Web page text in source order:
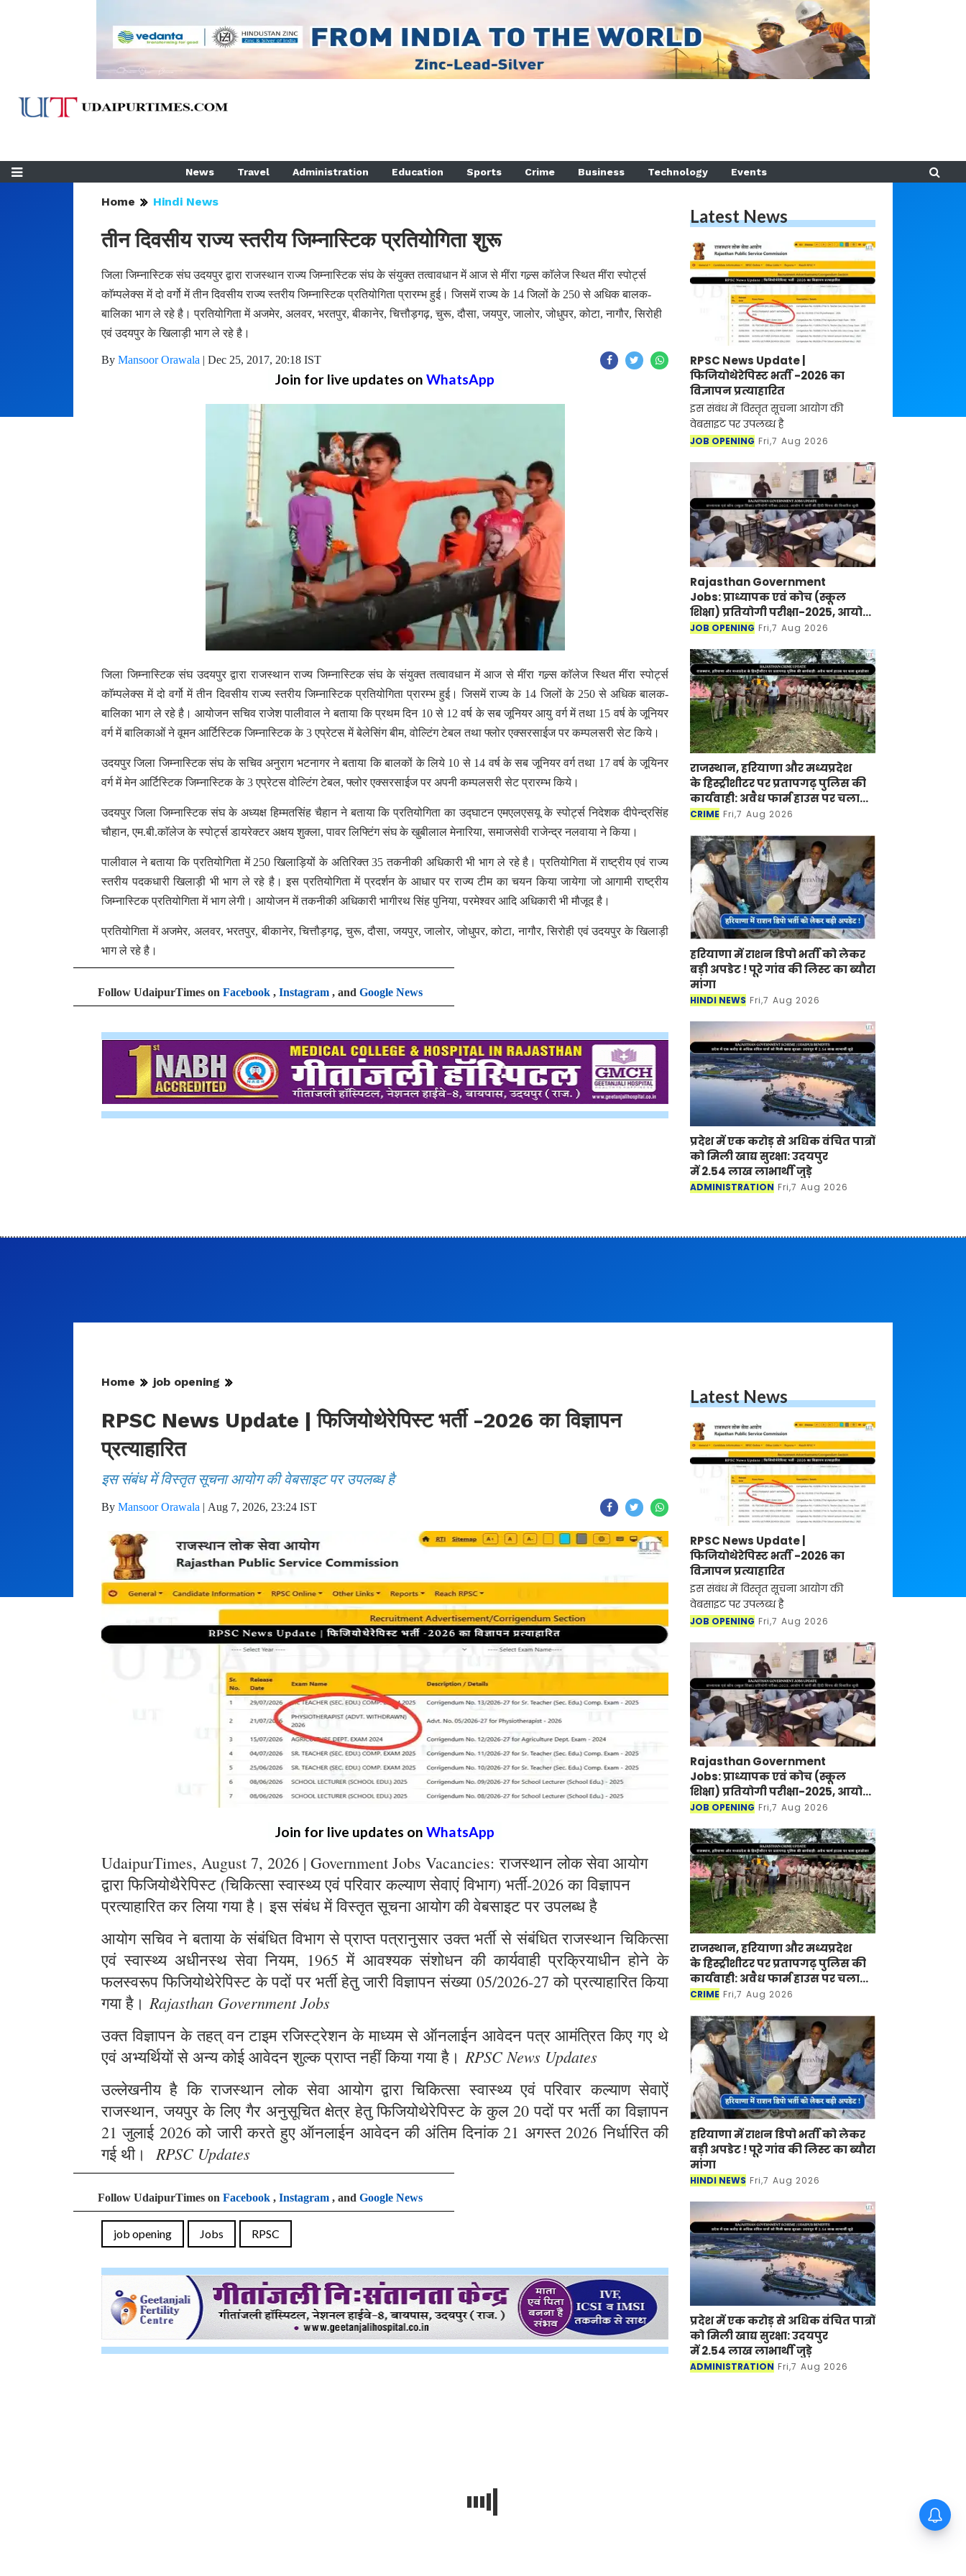
News Travel Administration Education Sports Crime Business Technology Events
Home Hindi News
तीन दिवसीय राज्य स्तरीय जिम्नास्टिक प्रतियोगिता शुरू
जिला जिम्नास्टिक संघ उदयपुर द्वारा राजस्थान राज्य जिम्नास्टिक संघ के संयुक्त तत्वावधान में आज से मींरा गल्र्स काॅलेज स्थित मींरा स्पोर्ट्स
काॅम्पलेक्स में दो वर्गो में तीन दिवसीय राज्य स्तरीय जिम्नास्टिक प्रतियोगिता प्रारम्भ हुई। जिसमें राज्य के 14 जिलों के 250 से अधिक बालक-
बालिका भाग ले रहे है। प्रतियोगिता में अजमेर, अलवर, भरतपुर, बीकानेर, चित्तौड़गढ़, चुरू, दौसा, जयपुर, जालोर, जोधुपर, कोटा, नागौर, सिरोही
एवं उदयपुर के खिलाड़ी भाग ले रहे है।
By Mansoor Orawala | Dec 25, 2017, 20:18 IST
Join for live updates on WhatsApp
जिला जिम्नास्टिक संघ उदयपुर द्वारा राजस्थान राज्य जिम्नास्टिक संघ के संयुक्त तत्वावधान में आज से मींरा गल्र्स काॅलेज स्थित मींरा स्पोर्ट्स
काॅम्पलेक्स में दो वर्गो में तीन दिवसीय राज्य स्तरीय जिम्नास्टिक प्रतियोगिता प्रारम्भ हुई। जिसमें राज्य के 14 जिलों के 250 से अधिक बालक-
बालिका भाग ले रहे है। आयोजन सचिव राजेश पालीवाल ने बताया कि प्रथम दिन 10 से 12 वर्ष के सब जूनियर आयु वर्ग में तथा 15 वर्ष के जूनियर
वर्ग में बालिकाओं ने वूमन आर्टिस्टिक जिम्नास्टिक के 3 एप्रेटस में बेलेसिंग बीम, वोल्टिंग टेबल तथा फ्लोर एक्सरसाईज पर कम्पलसरी सेट किये।
उदयपुर जिला जिम्नास्टिक संघ के सचिव अनुराग भटनागर ने बताया कि बालकों के लिये 10 से 14 वर्ष के सब जूनियर वर्ग तथा 17 वर्ष के जूयिनर
वर्ग में मेन आर्टिस्टिक जिम्नास्टिक के 3 एप्रेटस वोल्टिंग टेबल, फ्लोर एक्सरसाईज पर अपनी कम्पलसरी सेट प्रारम्भ किये।
उदयपुर जिला जिम्नास्टिक संघ के अध्यक्ष हिम्मतसिंह चैहान ने बताया कि प्रतियोगिता का उद्घाटन एमएलएसयू के स्पोर्ट्स निदेशक दीपेन्द्रसिंह
चौहान, एम.बी.काॅलेज के स्पोर्ट्स डायरेक्टर अक्षय शुक्ला, पावर लिफ्टिंग संघ के खुबीलाल मेनारिया, समाजसेवी राजेन्द्र नलवाया ने किया।
पालीवाल ने बताया कि प्रतियोगिता में 250 खिलाड़ियों के अतिरिक्त 35 तकनीकी अधिकारी भी भाग ले रहे है। प्रतियोगिता में राष्ट्रीय एवं राज्य
स्तरीय पदकधारी खिलाड़ी भी भाग ले रहे है। इस प्रतियोगिता में प्रदर्शन के आधार पर राज्य टीम का चयन किया जायेगा जो आगामी राष्ट्रीय
जिम्नास्टिक प्रतियोगिता में भाग लेगी। आयोजन में तकनीकी अधिकारी भागीरथ सिंह पुनिया, परमेश्वर आदि अधिकारी भी मौजूद है।
प्रतियोगिता में अजमेर, अलवर, भरतपुर, बीकानेर, चित्तौड़गढ़, चुरू, दौसा, जयपुर, जालोर, जोधुपर, कोटा, नागौर, सिरोही एवं उदयपुर के खिलाड़ी
भाग ले रहे है।
Follow UdaipurTimes on Facebook , Instagram , and Google News
Latest News
RPSC News Update |
फिजियोथेरेपिस्ट भर्ती -2026 का
विज्ञापन प्रत्याहारित
इस संबंध में विस्तृत सूचना आयोग की
वेबसाइट पर उपलब्ध है
JOB OPENING Fri,7 Aug 2026
Rajasthan Government
Jobs: प्राध्यापक एवं कोच (स्कूल
शिक्षा) प्रतियोगी परीक्षा-2025, आयोग
ने जारी की हिंदी विषय की विचारित
JOB OPENING Fri,7 Aug 2026
राजस्थान, हरियाणा और मध्यप्रदेश
के हिस्ट्रीशीटर पर प्रतापगढ़ पुलिस की
कार्यवाही: अवैध फार्म हाउस पर चला
बुलडोजर
CRIME Fri,7 Aug 2026
हरियाणा में राशन डिपो भर्ती को लेकर
बड़ी अपडेट ! पूरे गांव की लिस्ट का ब्यौरा
मांगा
HINDI NEWS Fri,7 Aug 2026
प्रदेश में एक करोड़ से अधिक वंचित पात्रों
को मिली खाद्य सुरक्षा: उदयपुर
में 2.54 लाख लाभार्थी जुड़े
ADMINISTRATION Fri,7 Aug 2026
Home job opening
RPSC News Update | फिजियोथेरेपिस्ट भर्ती -2026 का विज्ञापन
प्रत्याहारित
इस संबंध में विस्तृत सूचना आयोग की वेबसाइट पर उपलब्ध है
By Mansoor Orawala | Aug 7, 2026, 23:24 IST
Join for live updates on WhatsApp
UdaipurTimes, August 7, 2026 | Government Jobs Vacancies: राजस्थान लोक सेवा आयोग
द्वारा फिजियोथैरेपिस्ट (चिकित्सा स्वास्थ्य एवं परिवार कल्याण सेवाएं विभाग) भर्ती-2026 का विज्ञापन
प्रत्याहारित कर लिया गया है। इस संबंध में विस्तृत सूचना आयोग की वेबसाइट पर उपलब्ध है
आयोग सचिव ने बताया के संबंधित विभाग से प्राप्त पत्रानुसार उक्त भर्ती से संबंधित राजस्थान चिकित्सा
एवं स्वास्थ्य अधीनस्थ सेवा नियम, 1965 में आवश्यक संशोधन की कार्यवाही प्रक्रियाधीन होने के
फलस्वरूप फिजियोथेरेपिस्ट के पदों पर भर्ती हेतु जारी विज्ञापन संख्या 05/2026-27 को प्रत्याहारित किया
गया है। Rajasthan Government Jobs
उक्त विज्ञापन के तहत् वन टाइम रजिस्ट्रेशन के माध्यम से ऑनलाईन आवेदन पत्र आमंत्रित किए गए थे
एवं अभ्यर्थियों से अन्य कोई आवेदन शुल्क प्राप्त नहीं किया गया है। RPSC News Updates
उल्लेखनीय है कि राजस्थान लोक सेवा आयोग द्वारा चिकित्सा स्वास्थ्य एवं परिवार कल्याण सेवाऐं
राजस्थान, जयपुर के लिए गैर अनुसूचित क्षेत्र हेतु फिजियोथेरेपिस्ट के कुल 20 पदों पर भर्ती का विज्ञापन
21 जुलाई 2026 को जारी करते हुए ऑनलाईन आवेदन की अंतिम दिनांक 21 अगस्त 2026 निर्धारित की
गई थी। RPSC Updates
Follow UdaipurTimes on Facebook , Instagram , and Google News
job opening Jobs RPSC
Latest News
RPSC News Update |
फिजियोथेरेपिस्ट भर्ती -2026 का
विज्ञापन प्रत्याहारित
इस संबंध में विस्तृत सूचना आयोग की
वेबसाइट पर उपलब्ध है
JOB OPENING Fri,7 Aug 2026
Rajasthan Government
Jobs: प्राध्यापक एवं कोच (स्कूल
शिक्षा) प्रतियोगी परीक्षा-2025, आयोग
ने जारी की हिंदी विषय की विचारित
JOB OPENING Fri,7 Aug 2026
राजस्थान, हरियाणा और मध्यप्रदेश
के हिस्ट्रीशीटर पर प्रतापगढ़ पुलिस की
कार्यवाही: अवैध फार्म हाउस पर चला
बुलडोजर
CRIME Fri,7 Aug 2026
हरियाणा में राशन डिपो भर्ती को लेकर
बड़ी अपडेट ! पूरे गांव की लिस्ट का ब्यौरा
मांगा
HINDI NEWS Fri,7 Aug 2026
प्रदेश में एक करोड़ से अधिक वंचित पात्रों
को मिली खाद्य सुरक्षा: उदयपुर
में 2.54 लाख लाभार्थी जुड़े
ADMINISTRATION Fri,7 Aug 2026